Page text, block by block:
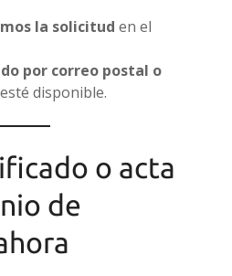
la solicitud en el
por correo postal o
disponible.
o acta
de